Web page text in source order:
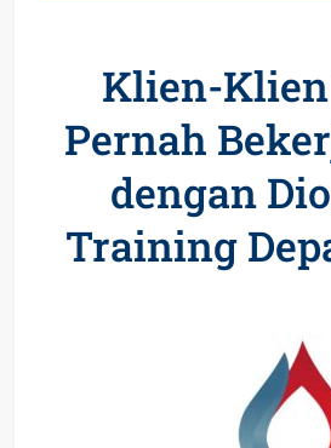
Klien-
Pernah
dengan
Training